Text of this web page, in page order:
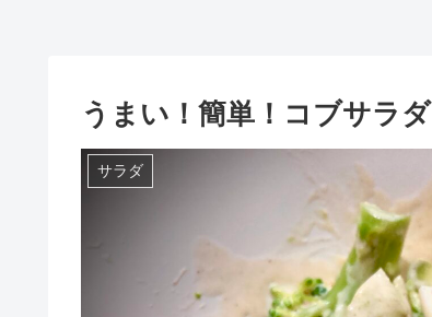
うまい！簡単！コブサラダ
サラダ